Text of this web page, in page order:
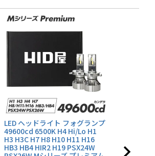
LED ヘッドライト フォグランプ
49600cd 6500K H4 Hi/Lo H1
H3 H3C H7 H8 H10 H11 H16
HB3 HB4 HIR2 H19 PSX24W
ヘッドライト